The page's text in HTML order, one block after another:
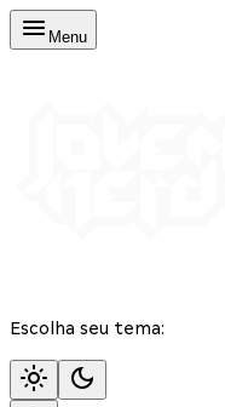
Menu
Escolha seu tema: